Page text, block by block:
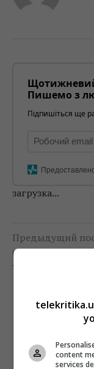
Пишемо з
Підпишіться ще
загрузка...
Предыдущий
СТБ НАЗВАЛ
«АКУШЕРКА»
content
services